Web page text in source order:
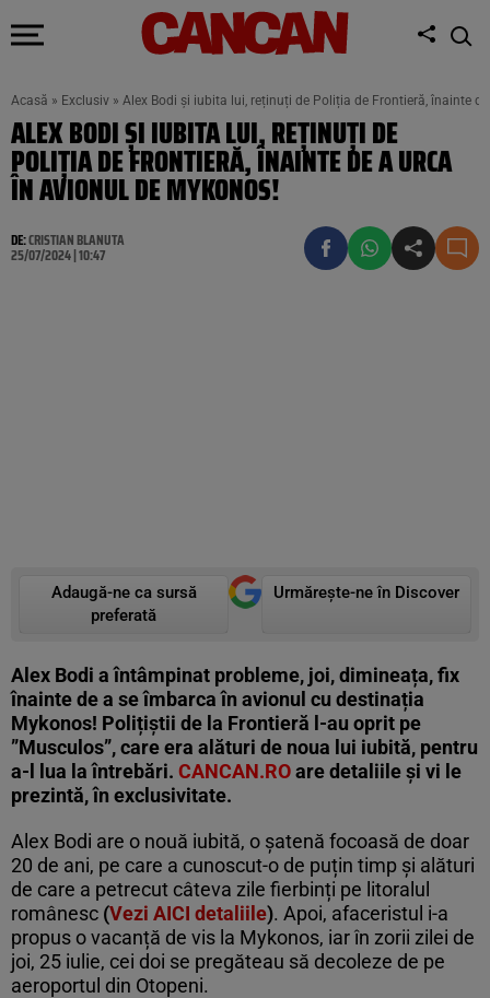
Acasă » Exclusiv » Alex Bodi și iubita lui, reținuți de Poliția de Frontieră, înainte
ALEX BODI ȘI IUBITA LUI, REȚINUȚI DE
POLIȚIA DE FRONTIERĂ, ÎNAINTE DE A URCA
ÎN AVIONUL DE MYKONOS!
DE:CRISTIAN BLANUTA
25/07/2024 | 10:47
Adaugă-ne ca sursă
preferată
Urmărește-ne în Discover
Alex Bodi a întâmpinat probleme, joi, dimineața, fix
înainte de a se îmbarca în avionul cu destinația
Mykonos! Polițiștii de la Frontieră l-au oprit pe
”Musculos”, care era alături de noua lui iubită, pentru
a-l lua la întrebări. CANCAN.ROare detaliile și vi le
prezintă, în exclusivitate.
Alex Bodi are o nouă iubită, o șatenă focoasă de doar
20 de ani, pe care a cunoscut-o de puțin timp și alături
de care a petrecut câteva zile fierbinți pe litoralul
românesc (Vezi AICI detaliile). Apoi, afaceristul i-a
propus o vacanță de vis la Mykonos, iar în zorii zilei de
joi, 25 iulie, cei doi se pregăteau să decoleze de pe
aeroportul din Otopeni.